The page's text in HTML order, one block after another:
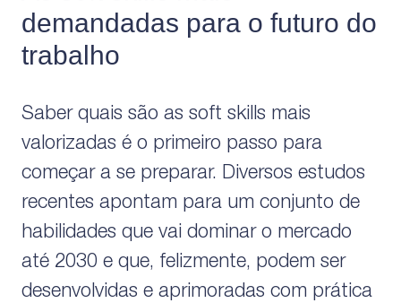
demandadas para o futuro do
trabalho
Saber quais são as soft skills mais
valorizadas é o primeiro passo para
começar a se preparar. Diversos estudos
recentes apontam para um conjunto de
habilidades que vai dominar o mercado
até 2030 e que, felizmente, podem ser
desenvolvidas e aprimoradas com prática